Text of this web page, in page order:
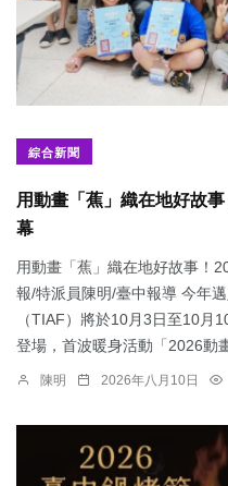
綜合新聞
用動畫「蕉」織在地好故
幕
用動畫「蕉」織在地好故事！
報/特派員陳明/臺中報導 今年
（TIAF）將於10月3日至10月
登場，首波暖身活動「2026動
陳明 2026年八月10日